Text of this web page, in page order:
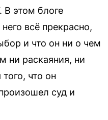
В этом блоге
всё прекрасно,
и что он ни о чем
ни раскаяния, ни
что он
суд и